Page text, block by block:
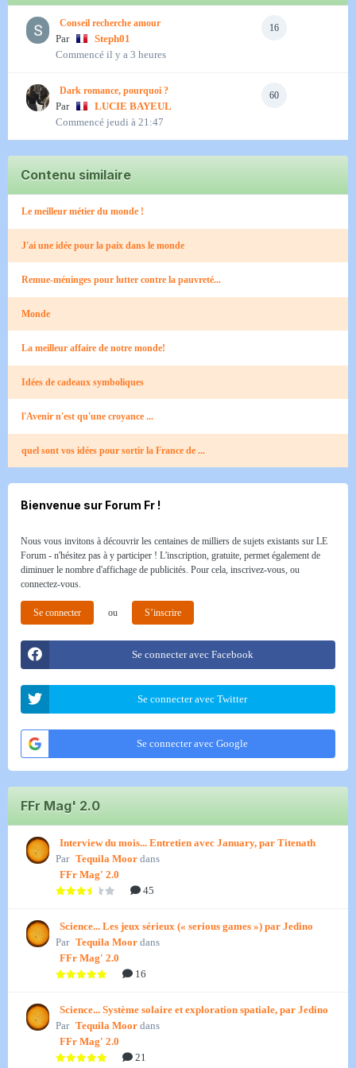
siècles, voire des millénaires. Le Musée Archéologique du Lac de
Paladru (MALP) expose environ 600 objets exceptionnels.
Le lac de Paladru est un site archéologique d'exception grâce à ses
conditions physico-chimiques particulières. L'absence d'oxygène
dans les sédiments profonds, appelée anoxie, combinée à la faible
turbulence des eaux, a permis une conservation unique des bois,
temporel-sous-eaux-grenobloises/
16
Conseil recherche amour
Par
Steph01
Commencé il y a 3 heures
60
Dark romance, pourquoi ?
Par
LUCIE BAYEUL
Commencé jeudi à 21:47
Contenu similaire
Le meilleur métier du monde !
J'ai une idée pour la paix dans le monde
Remue-méninges pour lutter contre la pauvreté...
Monde
La meilleur affaire de notre monde!
Idées de cadeaux symboliques
l'Avenir n'est qu'une croyance ...
quel sont vos idées pour sortir la France de ...
Bienvenue sur Forum Fr !
Nous vous invitons à découvrir les centaines de milliers de sujets existants sur LE
Forum - n'hésitez pas à y participer ! L'inscription, gratuite, permet également de
diminuer le nombre d'affichage de publicités. Pour cela, inscrivez-vous, ou
connectez-vous.
Se connecter ou S’inscrire
Se connecter avec Facebook
Se connecter avec Twitter
Se connecter avec Google
FFr Mag' 2.0
Interview du mois... Entretien avec January, par Titenath
Par Tequila Moor dans
FFr Mag' 2.0
45
Science... Les jeux sérieux (« serious games ») par Jedino
Par Tequila Moor dans
FFr Mag' 2.0
16
Science... Système solaire et exploration spatiale, par Jedino
Par Tequila Moor dans
FFr Mag' 2.0
21